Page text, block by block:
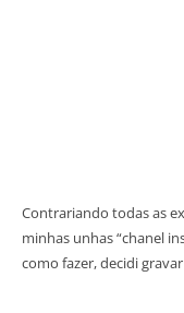
Contrariando todas as
minhas unhas “chanel
como fazer, decidi